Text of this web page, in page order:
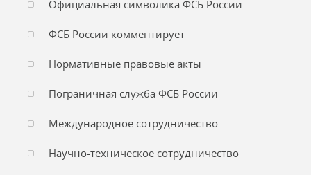
Официальная символика ФСБ России
ФСБ России комментирует
Нормативные правовые акты
Пограничная служба ФСБ России
Международное сотрудничество
Научно-техническое сотрудничество